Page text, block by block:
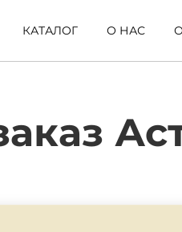
КАТАЛОГ О НАС